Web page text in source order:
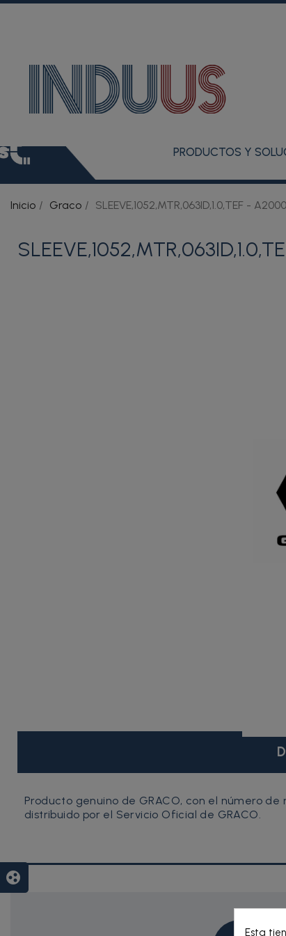
PRODUCTOS Y
Inicio Graco SLEEVE,1052,MTR,063ID,1.0,TEF -
Producto genuino de GRACO, con el número
distribuido por el Servicio Oficial de GRACO.
Esta
group_work